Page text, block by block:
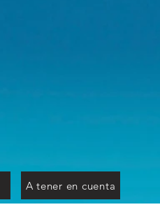
A tener en cuenta